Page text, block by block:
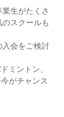
生がたくさ
スクールも
入会をご検討
ミントン、
がチャンス